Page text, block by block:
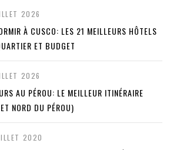
2026
À CUSCO: LES 21 MEILLEURS HÔTELS
ET BUDGET
2026
AU PÉROU: LE MEILLEUR ITINÉRAIRE
NORD DU PÉROU)
2020